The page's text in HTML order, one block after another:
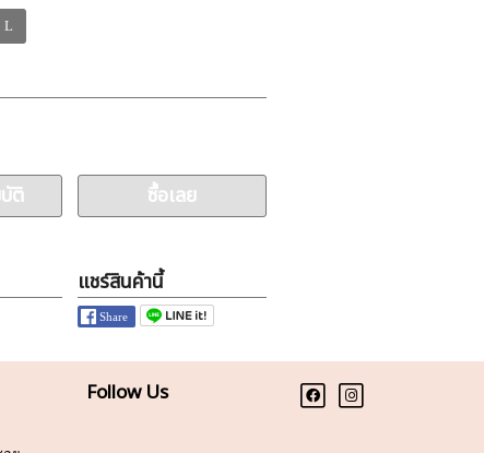
L
ติ ซื้อเลย
แชร์สินค้านี้
Follow Us